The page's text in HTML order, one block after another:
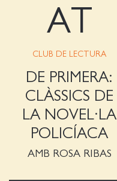
AT
CLUB DE LECTURA
DE PRIMERA:
CLÀSSICS DE
LA NOVEL·LA
POLICÍACA
AMB ROSA RIBAS